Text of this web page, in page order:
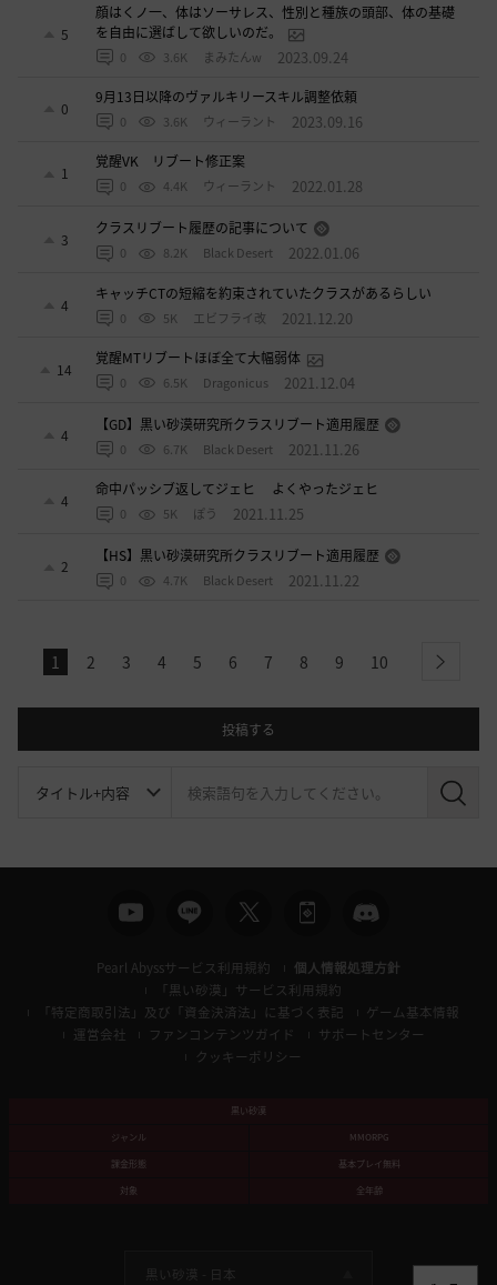
5
顔はくノ一、体はソーサレス、性別と種族の頭部、体の基礎
を自由に選ばして欲しいのだ。
0 3.6K まみたんw 2023.09.24
0
9月13日以降のヴァルキリースキル調整依頼
0 3.6K ウィーラント 2023.09.16
1
覚醒VK リブート修正案
0 4.4K ウィーラント 2022.01.28
3
クラスリブート履歴の記事について
0 8.2K Black Desert 2022.01.06
4
キャッチCTの短縮を約束されていたクラスがあるらしい
0 5K エビフライ改 2021.12.20
14
覚醒MTリブートほぼ全て大幅弱体
0 6.5K Dragonicus 2021.12.04
4
【GD】黒い砂漠研究所クラスリブート適用履歴
0 6.7K Black Desert 2021.11.26
4
命中パッシブ返してジェヒ よくやったジェヒ
0 5K ぽう 2021.11.25
2
【HS】黒い砂漠研究所クラスリブート適用履歴
0 4.7K Black Desert 2021.11.22
1 2 3 4 5 6 7 8 9 10 next
投稿する
検
Pearl Abyssサービス利用規約
個人情報処理方針
「黒い砂漠」サービス利用規約
「特定商取引法」及び「資金決済法」に基づく表記
ゲーム基本情報
運営会社
ファンコンテンツガイド
サポートセンター
クッキーポリシー
黒い砂漠
ジャンル
MMORPG
課金形態
基本プレイ無料
対象
全年齢
黒い砂漠 - 日本